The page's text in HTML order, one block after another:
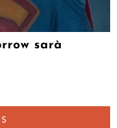
sarà